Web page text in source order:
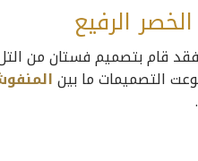
الرفيع
فقد قام بتصميم فستان من
التصميمات ما بين